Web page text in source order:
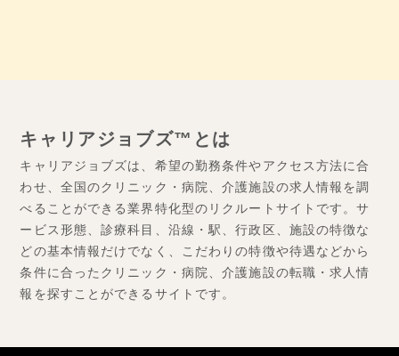
キャリアジョブズ™とは
キャリアジョブズは、希望の勤務条件やアクセス方法に合
わせ、全国のクリニック・病院、介護施設の求人情報を調
べることができる業界特化型のリクルートサイトです。サ
ービス形態、診療科目、沿線・駅、行政区、施設の特徴な
どの基本情報だけでなく、こだわりの特徴や待遇などから
条件に合ったクリニック・病院、介護施設の転職・求人情
報を探すことができるサイトです。